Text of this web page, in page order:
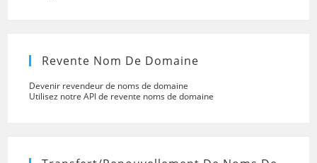
Revente Nom De Domaine
Devenir revendeur de noms de domaine
Utilisez notre API de revente noms de domaine